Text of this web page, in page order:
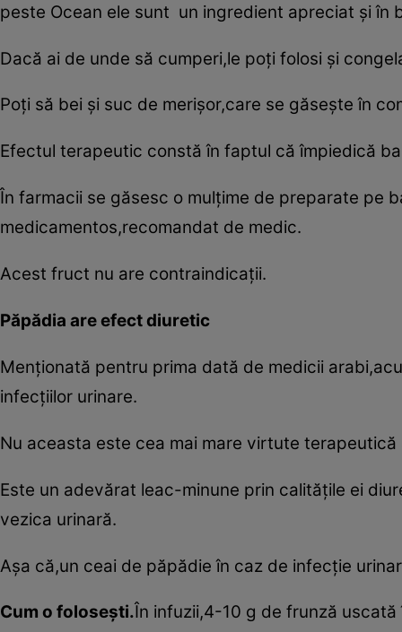
peste Ocean ele sunt un ingredient apreciat şi în
Dacă ai de unde să cumperi,le poţi folosi şi
Poţi să bei şi suc de merişor,care se găseşte în
Efectul terapeutic constă în faptul că împiedică
În farmacii se găsesc o mulţime de preparate pe
medicamentos,recomandat de medic.
Acest fruct nu are contraindicaţii.
Păpădia are efect diuretic
Menţionată pentru prima dată de medicii
infecţiilor urinare.
Nu aceasta este cea mai mare virtute
Este un adevărat leac-minune prin calităţile ei
vezica urinară.
Aşa că,un ceai de păpădie în caz de infecţie
Cum o foloseşti.În infuzii,4-10 g de frunză